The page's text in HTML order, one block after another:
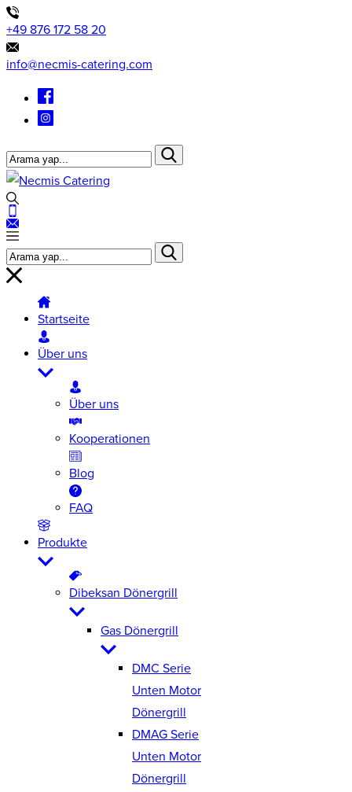
+49 876 172 58 20
info@necmis-catering.com
Startseite
Über uns
Über uns
Kooperationen
Blog
FAQ
Produkte
Dibeksan Dönergrill
Gas Dönergrill
DMC Serie
Unten Motor
Dönergrill
DMAG Serie
Unten Motor
Dönergrill